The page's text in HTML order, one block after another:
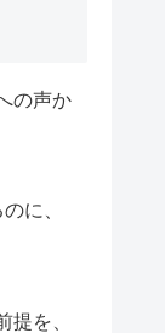
の声か
に、
提を、